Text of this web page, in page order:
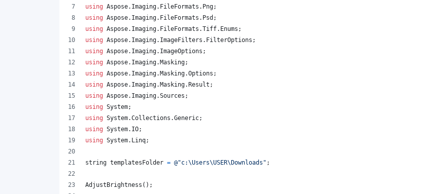
using Aspose. Imaging. FileFormats . Png;
using Aspose. Imaging. FileFormats . Psd ;
using Aspose. Imaging. FileFormats .Tiff. Enums ;
using Aspose. Imaging. ImageFilters . FilterOptions ;
using Aspose. Imaging. ImageOptions ;
using Aspose. Imaging. Masking;
using Aspose. Imaging. Masking.Options ;
using Aspose. Imaging. Masking. Result ;
using Aspose. Imaging.Sources ;
using System;
using System.Collections .Generic;
using System. IO;
using System. Linq;
string templatesFolder = @"c:\Users\USER\Downloads" ;
AdjustBrightness ( ) ;